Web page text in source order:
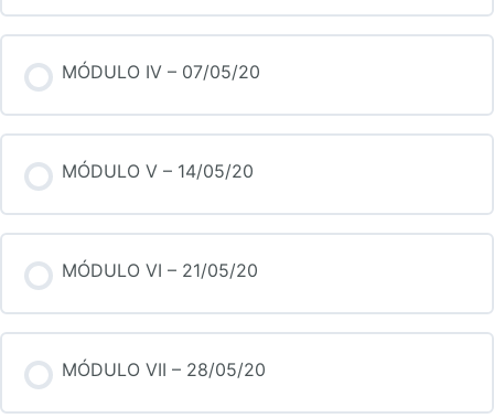
MÓDULO IV – 07/05/20
MÓDULO V – 14/05/20
MÓDULO VI – 21/05/20
MÓDULO VII – 28/05/20